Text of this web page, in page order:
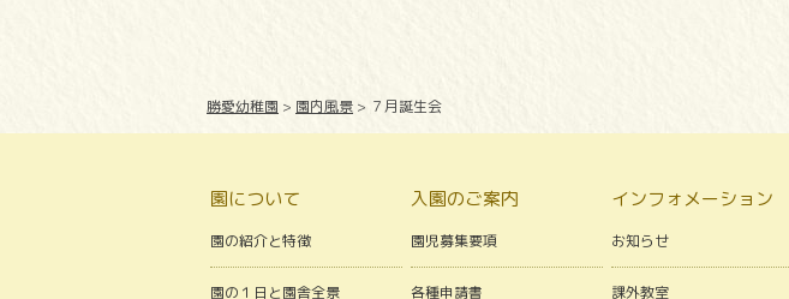
勝愛幼稚園 > 園内風景 > ７月誕生会
園について
園の紹介と特徴
園の１日と園舎全景
入園のご案内
園児募集要項
各種申請書
インフォメーション
お知らせ
課外教室